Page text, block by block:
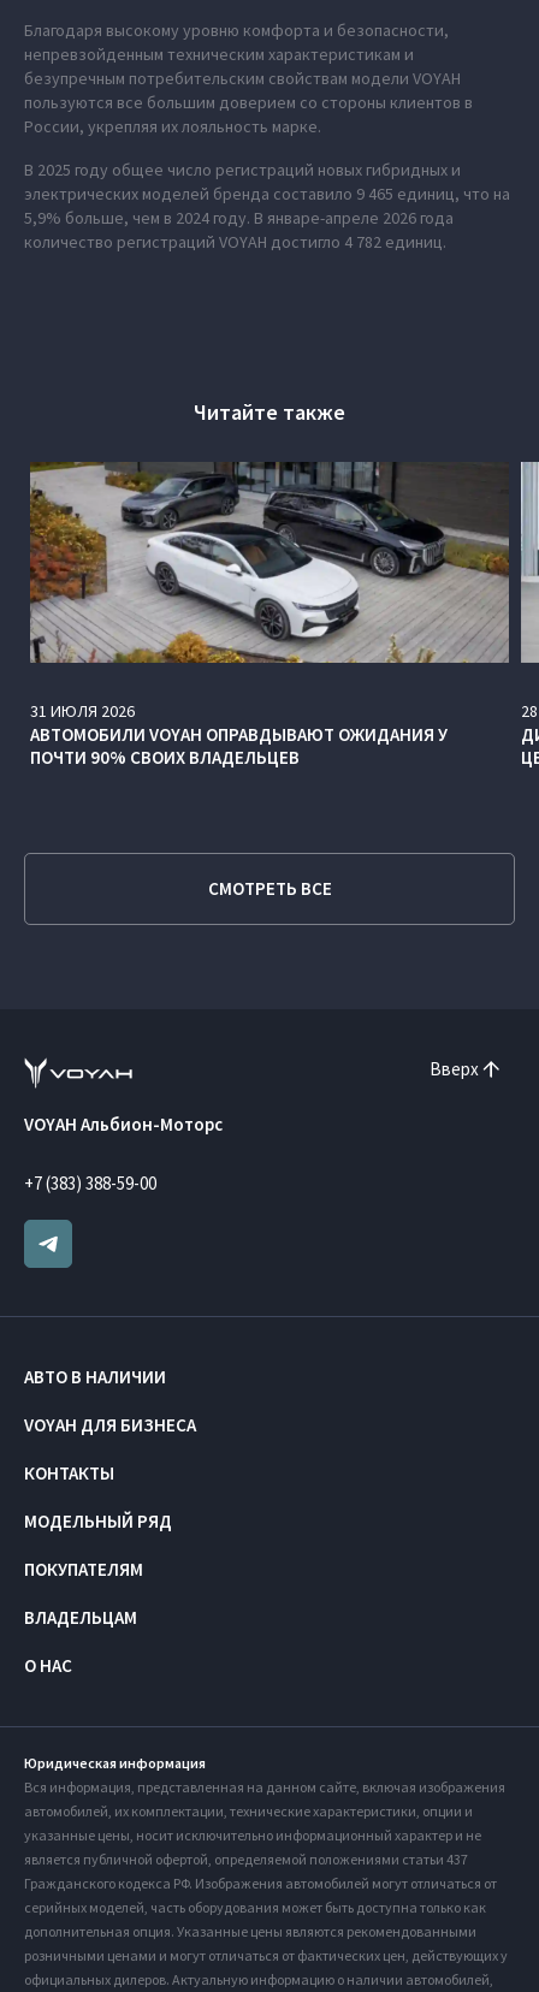
Благодаря высокому уровню комфорта и безопасности,
непревзойденным техническим характеристикам и
безупречным потребительским свойствам модели VOYAH
пользуются все большим доверием со стороны клиентов в
России, укрепляя их лояльность марке.
В 2025 году общее число регистраций новых гибридных и
электрических моделей бренда составило 9 465 единиц, что на
5,9% больше, чем в 2024 году. В январе-апреле 2026 года
количество регистраций VOYAH достигло 4 782 единиц.
Читайте также
31 ИЮЛЯ 2026
АВТОМОБИЛИ VOYAH ОПРАВДЫВАЮТ ОЖИДАНИЯ У
ПОЧТИ 90% СВОИХ ВЛАДЕЛЬЦЕВ
28
СМОТРЕТЬ ВСЕ
Вверх
VOYAH Альбион-Моторс
+7 (383) 388-59-00
АВТО В НАЛИЧИИ
VOYAH ДЛЯ БИЗНЕСА
КОНТАКТЫ
МОДЕЛЬНЫЙ РЯД
ПОКУПАТЕЛЯМ
ВЛАДЕЛЬЦАМ
О НАС
Юридическая информация
Вся информация, представленная на данном сайте, включая изображения
автомобилей, их комплектации, технические характеристики, опции и
указанные цены, носит исключительно информационный характер и не
является публичной офертой, определяемой положениями статьи 437
Гражданского кодекса РФ. Изображения автомобилей могут отличаться от
серийных моделей, часть оборудования может быть доступна только как
дополнительная опция. Указанные цены являются рекомендованными
розничными ценами и могут отличаться от фактических цен, действующих у
официальных дилеров. Актуальную информацию о наличии автомобилей,